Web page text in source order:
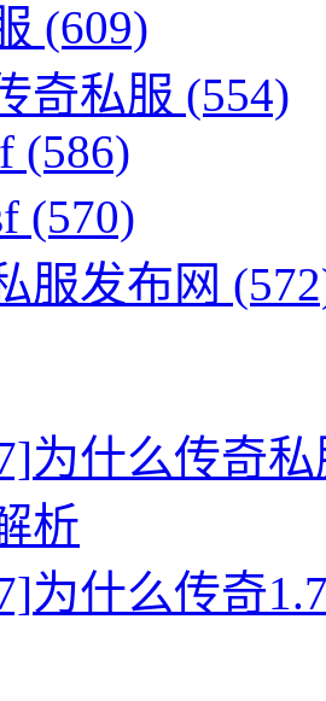
(609)
奇私服 (554)
(586)
(570)
服发布网
为什么传奇
析
为什么传奇